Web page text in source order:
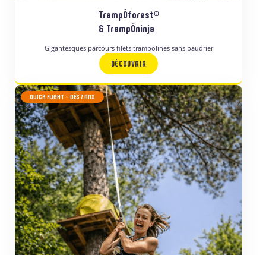
TrampÔforest®
& TrampÔninja
Gigantesques parcours filets trampolines sans baudrier
DÉCOUVRIR
QUICK FLIGHT – DÈS 7 ANS